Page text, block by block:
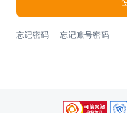
忘记密码 忘记账号密码